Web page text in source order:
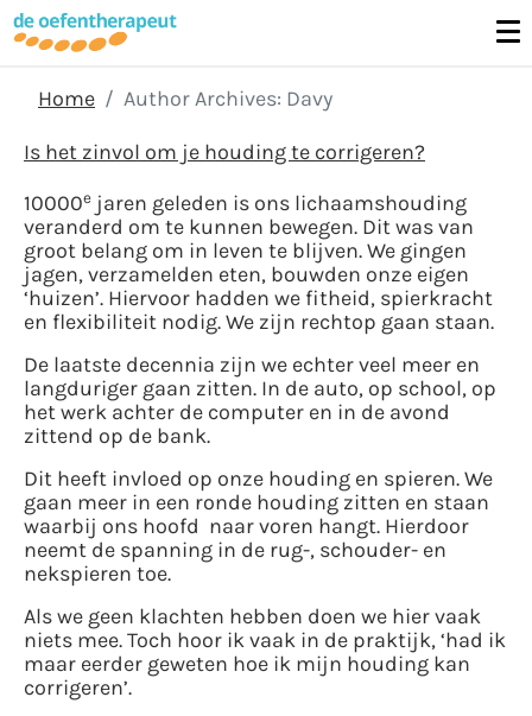
Home Author Archives: Davy
Is het zinvol om je houding te corrigeren?
10000e jaren geleden is ons lichaamshouding
veranderd om te kunnen bewegen. Dit was van
groot belang om in leven te blijven. We gingen
jagen, verzamelden eten, bouwden onze eigen
‘huizen’. Hiervoor hadden we fitheid, spierkracht
en flexibiliteit nodig. We zijn rechtop gaan staan.
De laatste decennia zijn we echter veel meer en
langduriger gaan zitten. In de auto, op school, op
het werk achter de computer en in de avond
zittend op de bank.
Dit heeft invloed op onze houding en spieren. We
gaan meer in een ronde houding zitten en staan
waarbij ons hoofd naar voren hangt. Hierdoor
neemt de spanning in de rug-, schouder- en
nekspieren toe.
Als we geen klachten hebben doen we hier vaak
niets mee. Toch hoor ik vaak in de praktijk, ‘had ik
maar eerder geweten hoe ik mijn houding kan
corrigeren’.